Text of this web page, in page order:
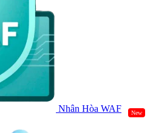
Nhân Hòa WAF New